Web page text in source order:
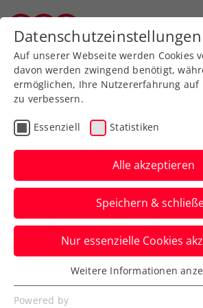
Zurück zur Newsübersicht
ITF Turniere
Australian Open:
Hauchdünne
Behrmann
Die ÖTV-
Melbourne in Runde eins
des dritten Satzes.
Datenschutzeinstellungen
Auf unserer Webseite werden Cookies
davon werden zwingend benötigt,
ermöglichen, Ihre Nutzererfahrung auf
zu verbessern.
Essenziell Statistiken
Alle akzeptieren
Speichern &
Nur essenzielle Cookies
Essenziell
Essenzielle Cookies werden für
Weitere Informationen
Powered by